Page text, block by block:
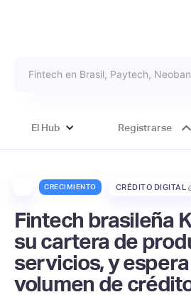
El Hub Registrarse
CRECIMIENTO CRÉDITO DIGITAL
Fintech brasileña
su cartera de
servicios, y
volumen de